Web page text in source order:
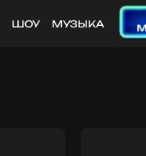
ШОУ МУЗЫКА